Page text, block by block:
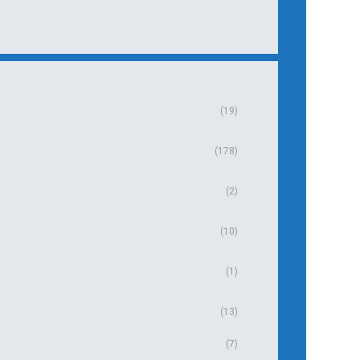
(19)
(178)
(2)
(10)
(1)
(13)
(7)